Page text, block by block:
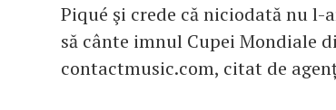
Piqué şi crede că niciodată nu
să cânte imnul Cupei Mondiale
contactmusic.com, citat de